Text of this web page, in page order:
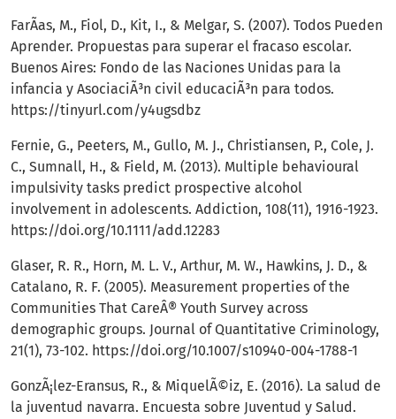
FarÃ­as, M., Fiol, D., Kit, I., & Melgar, S. (2007). Todos Pueden
Aprender. Propuestas para superar el fracaso escolar.
Buenos Aires: Fondo de las Naciones Unidas para la
infancia y AsociaciÃ³n civil educaciÃ³n para todos.
https://tinyurl.com/y4ugsdbz
Fernie, G., Peeters, M., Gullo, M. J., Christiansen, P., Cole, J.
C., Sumnall, H., & Field, M. (2013). Multiple behavioural
impulsivity tasks predict prospective alcohol
involvement in adolescents. Addiction, 108(11), 1916-1923.
https://doi.org/10.1111/add.12283
Glaser, R. R., Horn, M. L. V., Arthur, M. W., Hawkins, J. D., &
Catalano, R. F. (2005). Measurement properties of the
Communities That CareÂ® Youth Survey across
demographic groups. Journal of Quantitative Criminology,
21(1), 73-102. https://doi.org/10.1007/s10940-004-1788-1
GonzÃ¡lez-Eransus, R., & MiquelÃ©iz, E. (2016). La salud de
la juventud navarra. Encuesta sobre Juventud y Salud.